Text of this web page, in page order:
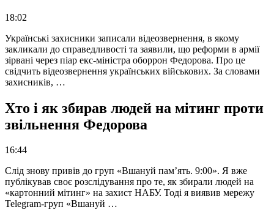
18:02
Українські захисники записали відеозвернення, в якому
закликали до справедливості та заявили, що реформи в армії
зірвані через піар екс-міністра оборрон Федорова. Про це
свідчить відеозвернення українських військових. За словами
захисників, …
Хто і як збирав людей на мітинг проти
звільнення Федорова
16:44
Слід знову привів до груп «Вшануй пам’ять. 9:00». Я вже
публікував своє розслідування про те, як збирали людей на
«картонний мітинг» на захист НАБУ. Тоді я виявив мережу
Telegram-груп «Вшануй …